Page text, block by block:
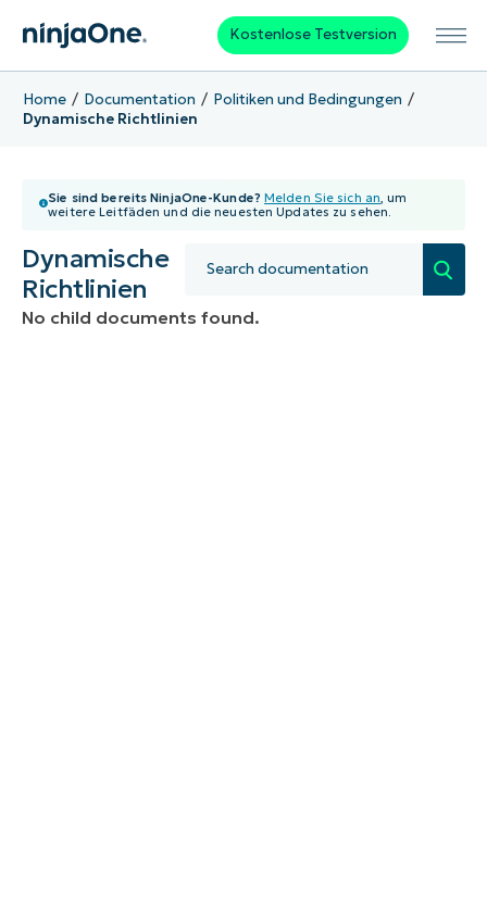
Kostenlose Testversion
Home Documentation
Politiken und Bedingungen
Dynamische Richtlinien
Sie sind bereits NinjaOne-Kunde? Melden Sie sich an, um
weitere Leitfäden und die neuesten Updates zu sehen.
Dynamische
Richtlinien
No child documents found.